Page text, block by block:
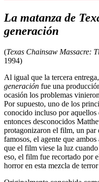
La matanza de
generación
(Texas Chainsaw Massacre:
1994)
Al igual que la tercera entrega,
generación fue una
ocasión los problemas
Por supuesto, uno de los
conocido incluso por
entonces desconocidos
protagonizaron el film, un par
famosos, el agente que
que el film viese la luz
eso, el film fue recortado por
horror en esta mezcla de